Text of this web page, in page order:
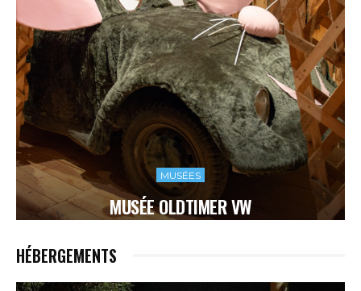
MUSÉES
MUSÉE OLDTIMER VW
HÉBERGEMENTS